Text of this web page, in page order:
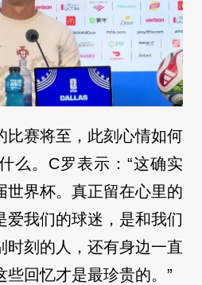
比赛将至，此刻心情如何
么。C罗表示：“这确实
世界杯。真正留在心里的
我们的球迷，是和我们
时刻的人，还有身边一直
些回忆才是最珍贵的。”